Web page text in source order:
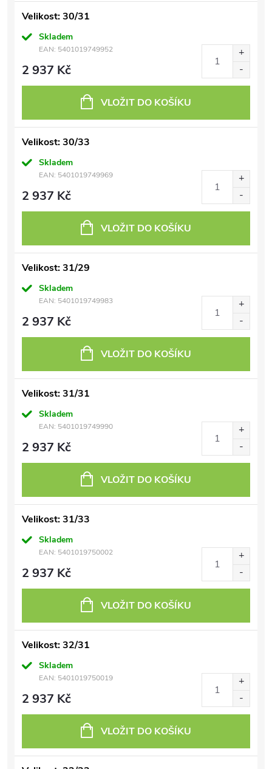
Velikost: 30/31
Skladem
EAN: 5401019749952
2 937 Kč
VLOŽIT DO KOŠÍKU
Velikost: 30/33
Skladem
EAN: 5401019749969
2 937 Kč
VLOŽIT DO KOŠÍKU
Velikost: 31/29
Skladem
EAN: 5401019749983
2 937 Kč
VLOŽIT DO KOŠÍKU
Velikost: 31/31
Skladem
EAN: 5401019749990
2 937 Kč
VLOŽIT DO KOŠÍKU
Velikost: 31/33
Skladem
EAN: 5401019750002
2 937 Kč
VLOŽIT DO KOŠÍKU
Velikost: 32/31
Skladem
EAN: 5401019750019
2 937 Kč
VLOŽIT DO KOŠÍKU